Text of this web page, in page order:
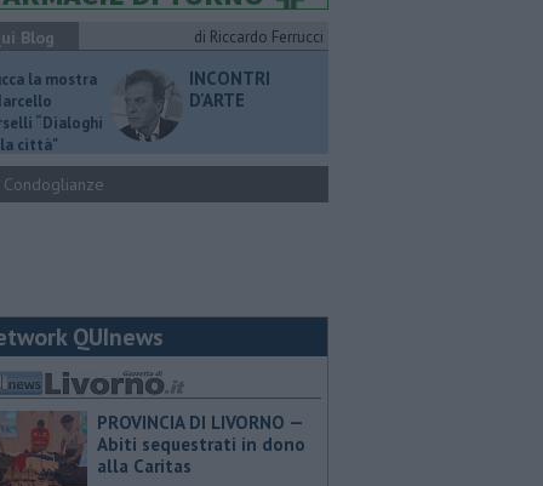
Blog di Riccardo Ferrucci
la mostra
“Dialoghi
città"
INCONTRI
D'ARTE
Condoglianze
QUInews
PROVINCIA DI LIVORNO —
Abiti sequestrati in dono
alla Caritas